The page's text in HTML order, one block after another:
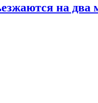
на два